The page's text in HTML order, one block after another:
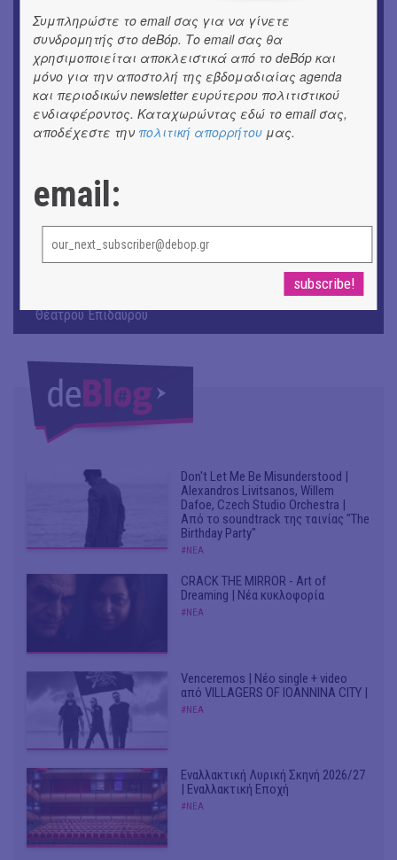
ΕΙΚΑΣΤΙΚΑ
Θανάσης Λάλας-Κώστας Τσόκλης - Συνομιλώντας με
εικόνες και λέξεις
ΚΙΝ/ΦΟΣ
Οι γαλλικές ταινίες του 16ου Athens Open Air Film
Festival
«Μήδεια» του Ευριπίδη | Σκην.: Nikita Milivojević
9o Φεστιβάλ Στρογγύλη στη Σαντορίνη
ΧΟΡΩΝ ΧΩΡΟΣ στον Εκθεσιακό Χώρο του Αρχαίου
Θέατρου Επιδαύρου
Don't Let Me Be Misunderstood |
Alexandros Livitsanos, Willem
Dafoe, Czech Studio Orchestra |
Από το soundtrack της ταινίας "The
Birthday Party"
#ΝΕΑ
CRACK THE MIRROR - Art of
Dreaming | Νέα κυκλοφορία
#ΝΕΑ
Venceremos | Νέο single + video
από VILLAGERS OF IOANNINA CITY |
#ΝΕΑ
Εναλλακτική Λυρική Σκηνή 2026/27
| Εναλλακτική Εποχή
#ΝΕΑ
Συμπληρώστε το email σας για να γίνετε
συνδρομητής στο deBόp. Το email σας θα
χρησιμοποιείται αποκλειστικά από το deBόp και
μόνο για την αποστολή της εβδομαδιαίας agenda
και περιοδικών newsletter ευρύτερου πολιτιστικού
ενδιαφέροντος. Καταχωρώντας εδώ το email σας,
αποδέχεστε την πολιτική απορρήτου μας.
email: